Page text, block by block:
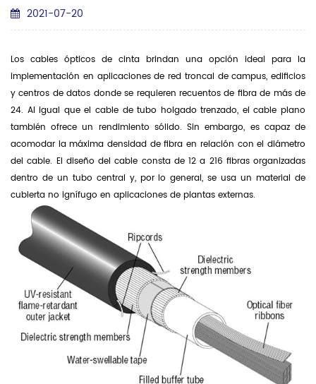
2021-07-20
Los cables ópticos de cinta brindan una opción ideal para la
implementación en aplicaciones de red troncal de campus, edificios
y centros de datos donde se requieren recuentos de fibra de más de
24. Al igual que el cable de tubo holgado trenzado, el cable plano
también ofrece un rendimiento sólido. Sin embargo, es capaz de
acomodar la máxima densidad de fibra en relación con el diámetro
del cable. El diseño del cable consta de 12 a 216 fibras organizadas
dentro de un tubo central y, por lo general, se usa un material de
cubierta no ignífugo en aplicaciones de plantas externas.